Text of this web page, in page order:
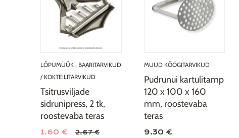
LÕPUMÜÜK , BAARITARVIKUD
/ KOKTEILITARVIKUD
Tsitrusviljade
sidrunipress, 2 tk,
roostevaba teras
1.60 € 2.67 €
MUUD KÖÖGITARVIKUD
Pudrunui kartulitamp
120 x 100 x 160
mm, roostevaba
teras
9.30 €